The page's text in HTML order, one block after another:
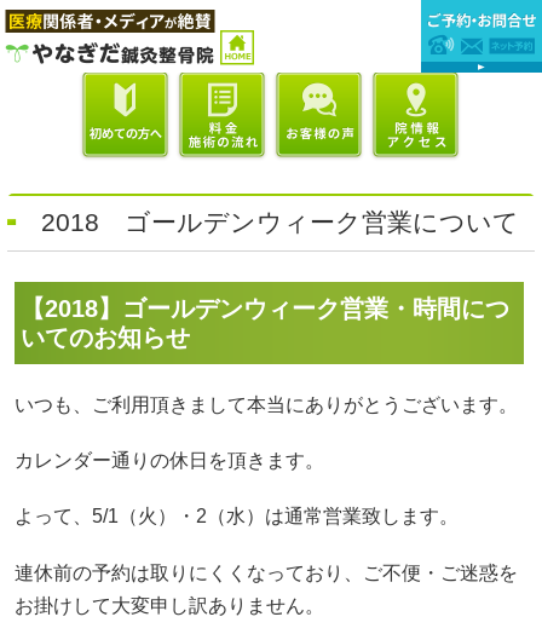
2018 ゴールデンウィーク営業について
【2018】ゴールデンウィーク営業・時間につ
いてのお知らせ
いつも、ご利用頂きまして本当にありがとうございます。
カレンダー通りの休日を頂きます。
よって、5/1（火）・2（水）は通常営業致します。
連休前の予約は取りにくくなっており、ご不便・ご迷惑を
お掛けして大変申し訳ありません。